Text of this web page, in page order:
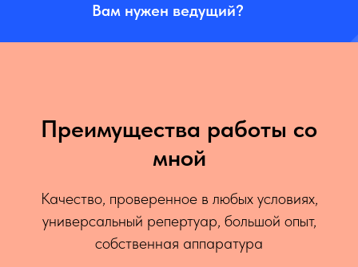
Вам нужен ведущий?
Преимущества работы со
мной
Качество, проверенное в любых условиях,
универсальный репертуар, большой опыт,
собственная аппаратура